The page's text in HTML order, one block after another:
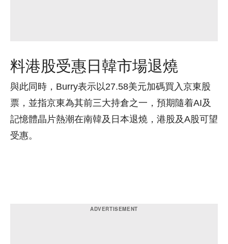
料港股受惠日韓市場退燒
與此同時，Burry表示以27.58美元加碼買入京東股
票，並指京東為其前三大持倉之一，預期隨着AI及
記憶體晶片熱潮在南韓及日本退燒，港股及A股可望
受惠。